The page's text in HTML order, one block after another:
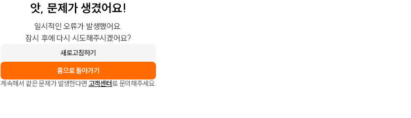
앗, 문제가 생겼어요!
일시적인 오류가 발생했어요.
잠시 후에 다시 시도해주시겠어요?
새로고침하기
홈으로 돌아가기
계속해서 같은 문제가 발생한다면 고객센터로 문의해주세요.